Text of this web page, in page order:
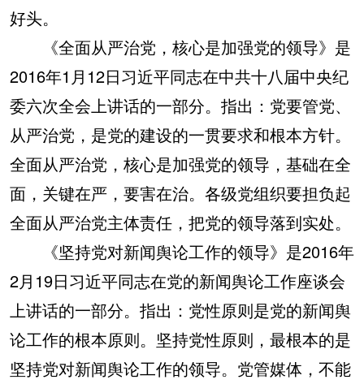
好头。
《全面从严治党，核心是加强党的领导》是
2016年1月12日习近平同志在中共十八届中央纪
委六次全会上讲话的一部分。指出：党要管党、
从严治党，是党的建设的一贯要求和根本方针。
全面从严治党，核心是加强党的领导，基础在全
面，关键在严，要害在治。各级党组织要担负起
全面从严治党主体责任，把党的领导落到实处。
《坚持党对新闻舆论工作的领导》是2016年
2月19日习近平同志在党的新闻舆论工作座谈会
上讲话的一部分。指出：党性原则是党的新闻舆
论工作的根本原则。坚持党性原则，最根本的是
坚持党对新闻舆论工作的领导。党管媒体，不能